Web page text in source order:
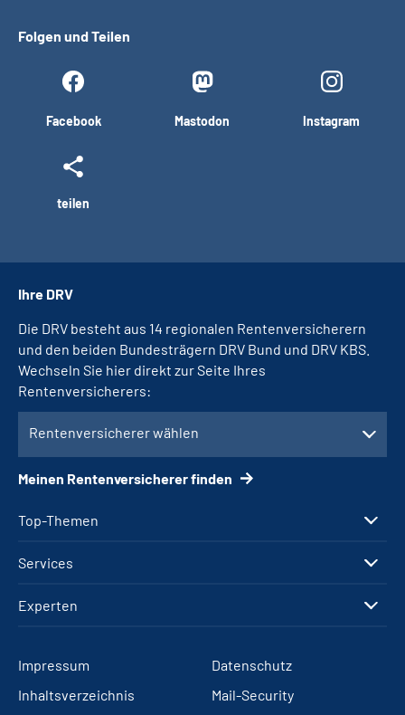
Folgen und Teilen
Facebook Mastodon Instagram
teilen
Top-Themen
Services
Experten
Ihre DRV
Die DRV besteht aus 14 regionalen Rentenversicherern
und den beiden Bundesträgern DRV Bund und DRV KBS.
Wechseln Sie hier direkt zur Seite Ihres
Rentenversicherers:
Rentenversicherer wählen
Meinen Rentenversicherer finden
Impressum
Datenschutz
Inhaltsverzeichnis
Mail-Security